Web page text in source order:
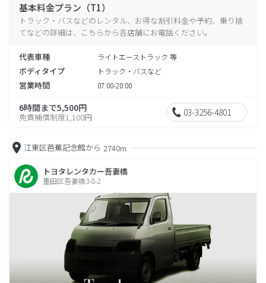
基本料金プラン（T1）
トラック・バスなどのレンタル、お得な割引料金や予約、乗り捨
てなどの詳細は、こちらから各店舗にお電話ください。
代表車種 ライトエーストラック 等
ボディタイプ トラック・バスなど
営業時間 07:00-20:00
6時間まで5,500円
免責補償制度1,100円 03-3256-4801
江東区芭蕉記念館から 2740m
トヨタレンタカー吾妻橋
墨田区吾妻橋3-8-2